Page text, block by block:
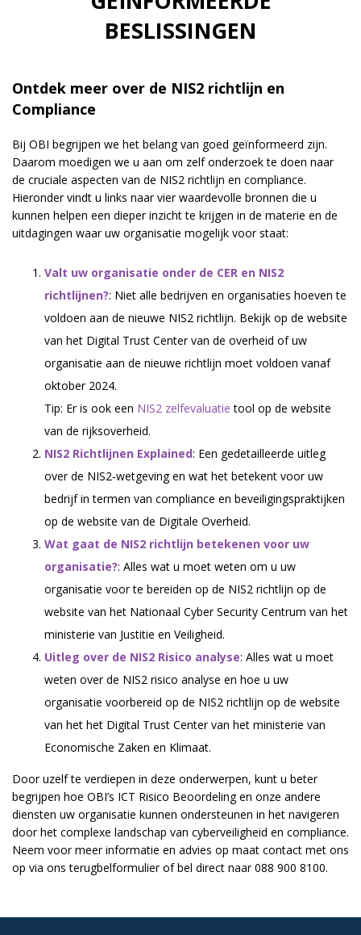
BESLISSINGEN
Ontdek meer over de NIS2 richtlijn en
Compliance
Bij OBI begrijpen we het belang van goed geïnformeerd zijn.
Daarom moedigen we u aan om zelf onderzoek te doen naar
de cruciale aspecten van de NIS2 richtlijn en compliance.
Hieronder vindt u links naar vier waardevolle bronnen die u
kunnen helpen een dieper inzicht te krijgen in de materie en de
uitdagingen waar uw organisatie mogelijk voor staat:
Valt uw organisatie onder de CER en NIS2
richtlijnen?: Niet alle bedrijven en organisaties hoeven te
voldoen aan de nieuwe NIS2 richtlijn. Bekijk op de website
van het Digital Trust Center van de overheid of uw
organisatie aan de nieuwe richtlijn moet voldoen vanaf
oktober 2024.
Tip: Er is ook een NIS2 zelfevaluatie tool op de website
van de rijksoverheid.
NIS2 Richtlijnen Explained: Een gedetailleerde uitleg
over de NIS2-wetgeving en wat het betekent voor uw
bedrijf in termen van compliance en beveiligingspraktijken
op de website van de Digitale Overheid.
Wat gaat de NIS2 richtlijn betekenen voor uw
organisatie?: Alles wat u moet weten om u uw
organisatie voor te bereiden op de NIS2 richtlijn op de
website van het Nationaal Cyber Security Centrum van het
ministerie van Justitie en Veiligheid.
Uitleg over de NIS2 Risico analyse: Alles wat u moet
weten over de NIS2 risico analyse en hoe u uw
organisatie voorbereid op de NIS2 richtlijn op de website
van het het Digital Trust Center van het ministerie van
Economische Zaken en Klimaat.
Door uzelf te verdiepen in deze onderwerpen, kunt u beter
begrijpen hoe OBI’s ICT Risico Beoordeling en onze andere
diensten uw organisatie kunnen ondersteunen in het navigeren
door het complexe landschap van cyberveiligheid en compliance.
Neem voor meer informatie en advies op maat contact met ons
op via ons terugbelformulier of bel direct naar 088 900 8100.